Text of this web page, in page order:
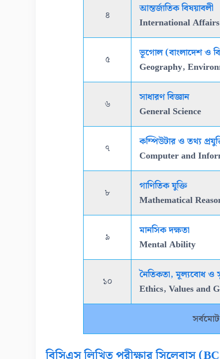
৪
আন্তর্জাতিক বিষয়াবলী
International Affairs
৫
ভূগোল (বাংলাদেশ ও
Geography,
৬
সাধারণ বিজ্ঞান
General Science
৭
কম্পিউটার ও তথ্য
Computer and
৮
গাণিতিক যুক্তি
Mathematical
৯
মানসিক দক্ষতা
Mental Ability
১০
নৈতিকতা, মূল্যবোধ ও
Ethics, Values and